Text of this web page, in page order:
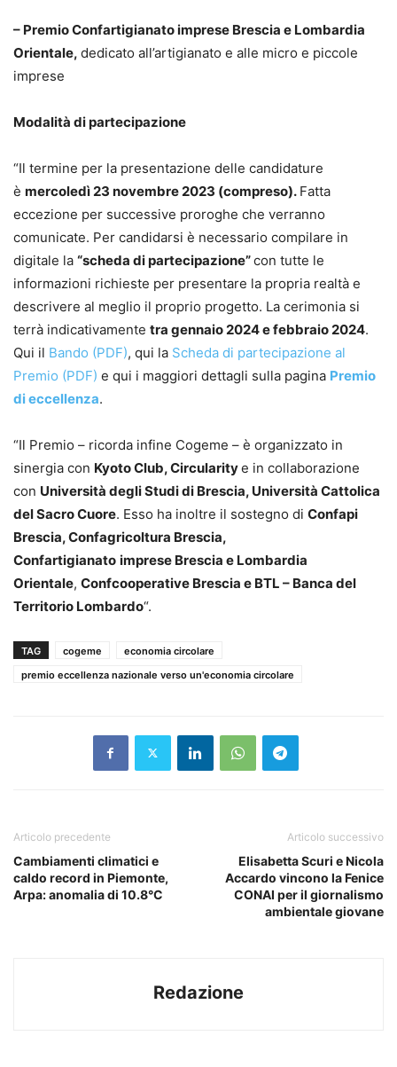
– Premio Confartigianato imprese Brescia e Lombardia
Orientale, dedicato all’artigianato e alle micro e piccole
imprese
Modalità di partecipazione
“Il termine per la presentazione delle candidature
è mercoledì 23 novembre 2023 (compreso). Fatta
eccezione per successive proroghe che verranno
comunicate. Per candidarsi è necessario compilare in
digitale la “scheda di partecipazione”con tutte le
informazioni richieste per presentare la propria realtà e
descrivere al meglio il proprio progetto. La cerimonia si
terrà indicativamente tra gennaio 2024 e febbraio 2024.
Qui il Bando (PDF), qui la Scheda di partecipazione al
Premio (PDF) e qui i maggiori dettagli sulla pagina Premio
di eccellenza.
“Il Premio – ricorda infine Cogeme – è organizzato in
sinergia con Kyoto Club, Circularitye in collaborazione
con Università degli Studi di Brescia, Università Cattolica
del Sacro Cuore. Esso ha inoltre il sostegno di Confapi
Brescia, Confagricoltura Brescia,
Confartigianato imprese Brescia e Lombardia
Orientale, Confcooperative Brescia e BTL – Banca del
Territorio Lombardo“.
TAG cogeme
economia circolare
premio eccellenza nazionale verso un'economia circolare
Articolo precedente
Cambiamenti climatici e
caldo record in Piemonte,
Arpa: anomalia di 10.8°C
Articolo successivo
Elisabetta Scuri e Nicola
Accardo vincono la Fenice
CONAI per il giornalismo
ambientale giovane
Redazione